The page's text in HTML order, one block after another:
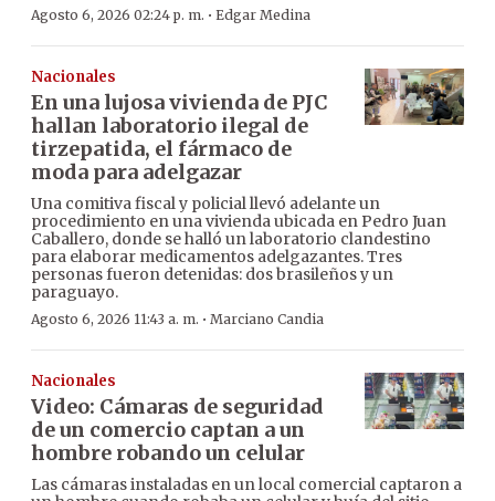
Agosto 6, 2026 02:24 p. m. · Edgar Medina
Nacionales
En una lujosa vivienda de PJC
hallan laboratorio ilegal de
tirzepatida, el fármaco de
moda para adelgazar
Una comitiva fiscal y policial llevó adelante un
procedimiento en una vivienda ubicada en Pedro Juan
Caballero, donde se halló un laboratorio clandestino
para elaborar medicamentos adelgazantes. Tres
personas fueron detenidas: dos brasileños y un
paraguayo.
Agosto 6, 2026 11:43 a. m. · Marciano Candia
Nacionales
Video: Cámaras de seguridad
de un comercio captan a un
hombre robando un celular
Las cámaras instaladas en un local comercial captaron a